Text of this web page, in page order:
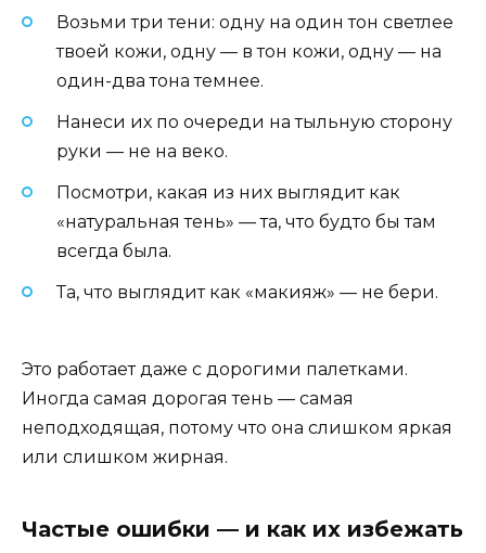
Возьми три тени: одну на один тон светлее
твоей кожи, одну — в тон кожи, одну — на
один-два тона темнее.
Нанеси их по очереди на тыльную сторону
руки — не на веко.
Посмотри, какая из них выглядит как
«натуральная тень» — та, что будто бы там
всегда была.
Та, что выглядит как «макияж» — не бери.
Это работает даже с дорогими палетками.
Иногда самая дорогая тень — самая
неподходящая, потому что она слишком яркая
или слишком жирная.
Частые ошибки — и как их избежать